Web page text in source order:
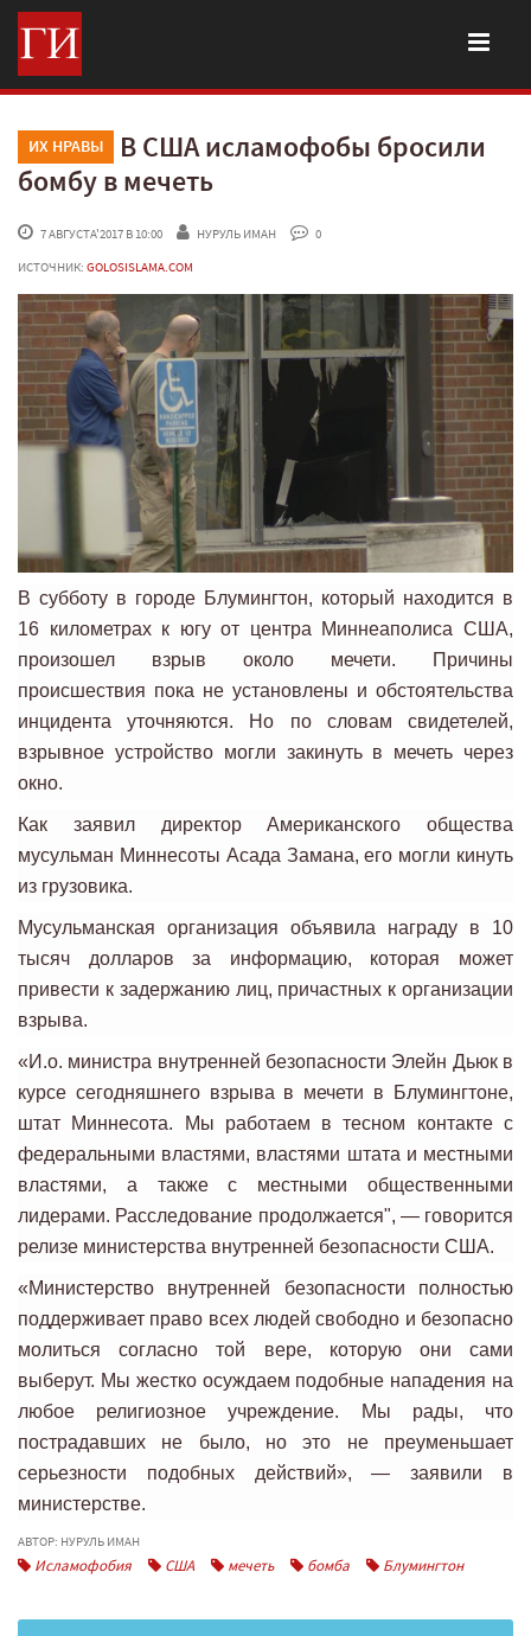
ИХ НРАВЫ
В США исламофобы бросили
бомбу в мечеть
7 АВГУСТА'2017 В 10:00 НУРУЛЬ ИМАН
0
ИСТОЧНИК: GOLOSISLAMA.COM
В субботу в городе Блумингтон, который находится в
16 километрах к югу от центра Миннеаполиса США,
произошел взрыв около мечети. Причины
происшествия пока не установлены и обстоятельства
инцидента уточняются. Но по словам свидетелей,
взрывное устройство могли закинуть в мечеть через
окно.
Как заявил директор Американского общества
мусульман Миннесоты Асада Замана, его могли кинуть
из грузовика.
Мусульманская организация объявила награду в 10
тысяч долларов за информацию, которая может
привести к задержанию лиц, причастных к организации
взрыва.
«И.о. министра внутренней безопасности Элейн Дьюк в
курсе сегодняшнего взрыва в мечети в Блумингтоне,
штат Миннесота. Мы работаем в тесном контакте с
федеральными властями, властями штата и местными
властями, а также с местными общественными
лидерами. Расследование продолжается", — говорится
релизе министерства внутренней безопасности США.
«Министерство внутренней безопасности полностью
поддерживает право всех людей свободно и безопасно
молиться согласно той вере, которую они сами
выберут. Мы жестко осуждаем подобные нападения на
любое религиозное учреждение. Мы рады, что
пострадавших не было, но это не преуменьшает
серьезности подобных действий», — заявили в
министерстве.
АВТОР: НУРУЛЬ ИМАН
Исламофобия США мечеть бомба Блумингтон